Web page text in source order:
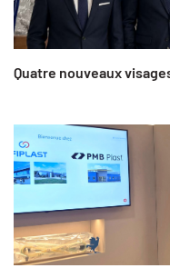
Quatre nouveaux